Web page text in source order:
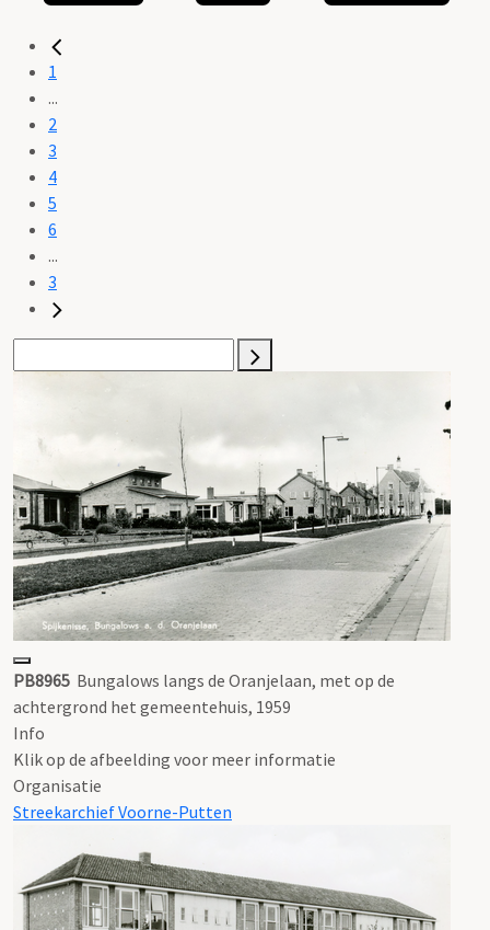
1
...
2
3
4
5
6
...
3
PB8965 Bungalows langs de Oranjelaan, met op de
achtergrond het gemeentehuis, 1959
Info
Klik op de afbeelding voor meer informatie
Organisatie
Streekarchief Voorne-Putten